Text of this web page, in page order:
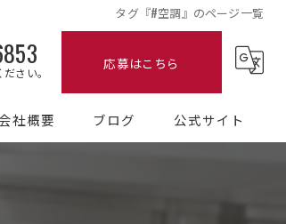
タグ『#空調』のページ一覧
さい。
応募はこちら
社概要 ブログ 公式サイト